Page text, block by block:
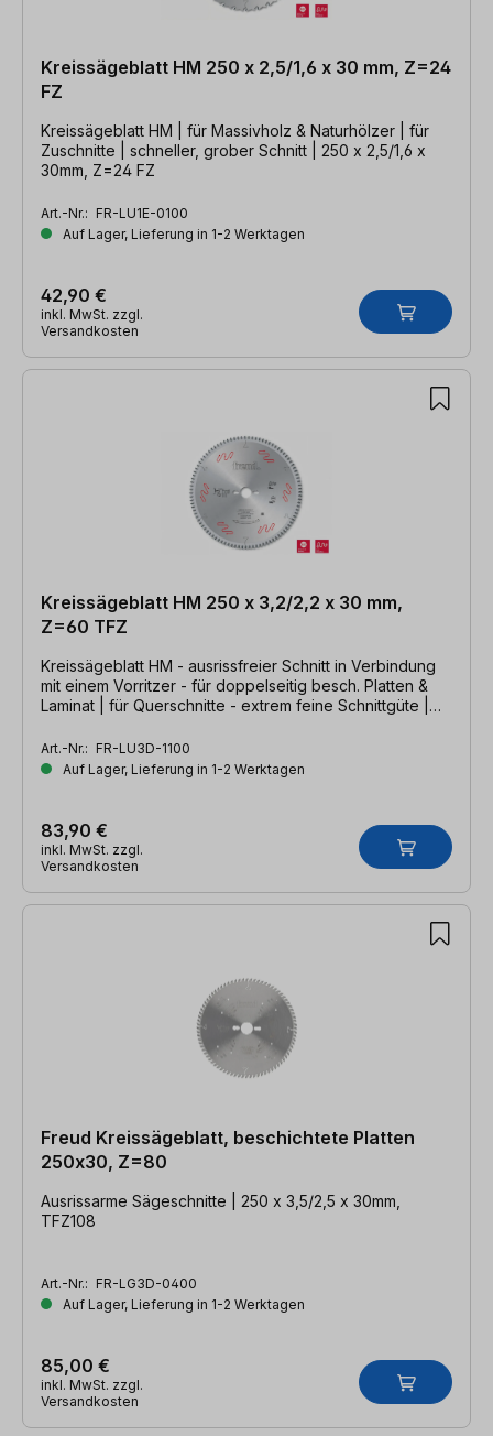
Kreissägeblatt HM 250 x 2,5/1,6 x 30 mm, Z=24
FZ
Kreissägeblatt HM | für Massivholz & Naturhölzer | für
Zuschnitte | schneller, grober Schnitt | 250 x 2,5/1,6 x
30mm, Z=24 FZ
Art.-Nr.: FR-LU1E-0100
Auf Lager, Lieferung in 1-2 Werktagen
42,90 €
inkl. MwSt. zzgl.
Versandkosten
Kreissägeblatt HM 250 x 3,2/2,2 x 30 mm,
Z=60 TFZ
Kreissägeblatt HM - ausrissfreier Schnitt in Verbindung
mit einem Vorritzer - für doppelseitig besch. Platten &
Laminat | für Querschnitte - extrem feine Schnittgüte |
Art.-Nr.: FR-LU3D-1100
Auf Lager, Lieferung in 1-2 Werktagen
83,90 €
inkl. MwSt. zzgl.
Versandkosten
Freud Kreissägeblatt, beschichtete Platten
250x30, Z=80
Ausrissarme Sägeschnitte | 250 x 3,5/2,5 x 30mm,
TFZ108
Art.-Nr.: FR-LG3D-0400
Auf Lager, Lieferung in 1-2 Werktagen
85,00 €
inkl. MwSt. zzgl.
Versandkosten